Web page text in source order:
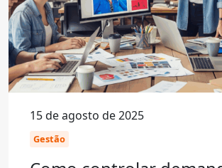
15 de agosto de 2025
Gestão